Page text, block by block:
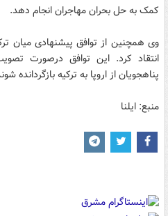
کمک به حل بحران مهاجران انجام دهد.
وی همچنین از توافق پیشنهادی میان
انتقاد کرد. این توافق درصورت
پناهجویان از اروپا به ترکیه بازگردانده
منبع: ایلنا